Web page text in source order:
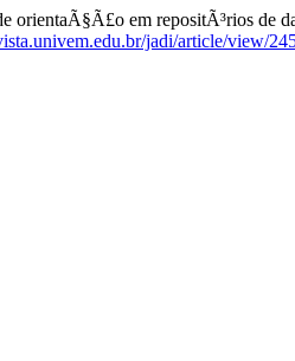
orientaÃ§Ã£o em repositÃ³rios de
jadi/article/view/